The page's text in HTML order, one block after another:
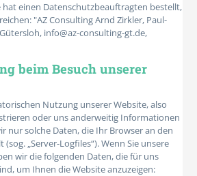
einen Datenschutzbeauftragten bestellt,
"AZ Consulting Arnd Zirkler, Paul-
info@az-consulting-gt.de,
beim Besuch unserer
Nutzung unserer Website, also
oder uns anderweitig Informationen
nur solche Daten, die Ihr Browser an den
„Server-Logfiles“). Wenn Sie unsere
wir die folgenden Daten, die für uns
um Ihnen die Website anzuzeigen: